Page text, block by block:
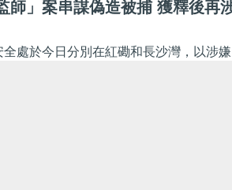
師」案串謀偽造被捕 獲釋後再
處於今日分別在紅磡和長沙灣，以涉嫌